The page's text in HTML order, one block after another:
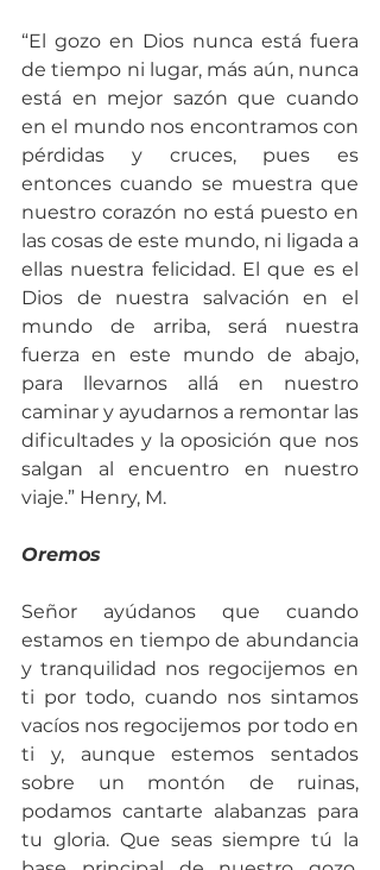
“El gozo en Dios nunca está fuera
de tiempo ni lugar, más aún, nunca
está en mejor sazón que cuando
en el mundo nos encontramos con
pérdidas y cruces, pues es
entonces cuando se muestra que
nuestro corazón no está puesto en
las cosas de este mundo, ni ligada a
ellas nuestra felicidad. El que es el
Dios de nuestra salvación en el
mundo de arriba, será nuestra
fuerza en este mundo de abajo,
para llevarnos allá en nuestro
caminar y ayudarnos a remontar las
dificultades y la oposición que nos
salgan al encuentro en nuestro
viaje.” Henry, M.
Oremos
Señor ayúdanos que cuando
estamos en tiempo de abundancia
y tranquilidad nos regocijemos en
ti por todo, cuando nos sintamos
vacíos nos regocijemos por todo en
ti y, aunque estemos sentados
sobre un montón de ruinas,
podamos cantarte alabanzas para
tu gloria. Que seas siempre tú la